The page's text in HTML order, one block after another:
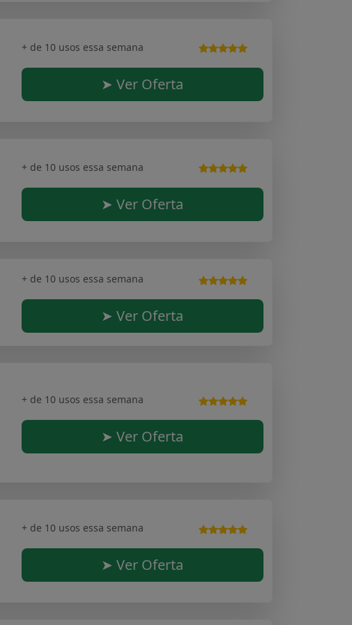
+ de 10 usos essa semana
➤ Ver Oferta
+ de 10 usos essa semana
➤ Ver Oferta
+ de 10 usos essa semana
➤ Ver Oferta
+ de 10 usos essa semana
➤ Ver Oferta
+ de 10 usos essa semana
➤ Ver Oferta